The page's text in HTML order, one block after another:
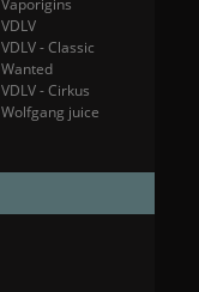
Vaporigins
VDLV
VDLV - Classic
Wanted
VDLV - Cirkus
Wolfgang juice